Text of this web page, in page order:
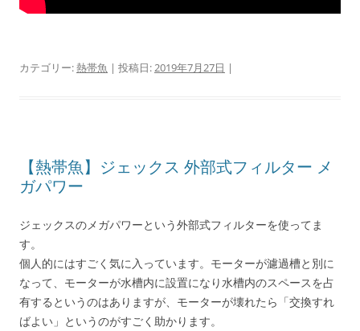
カテゴリー:熱帯魚 | 投稿日:2019年7月27日 |
【熱帯魚】ジェックス 外部式フィルター メ
ガパワー
ジェックスのメガパワーという外部式フィルターを使ってま
す。
個人的にはすごく気に入っています。モーターが濾過槽と別に
なって、モーターが水槽内に設置になり水槽内のスペースを占
有するというのはありますが、モーターが壊れたら「交換すれ
ばよい」というのがすごく助かります。